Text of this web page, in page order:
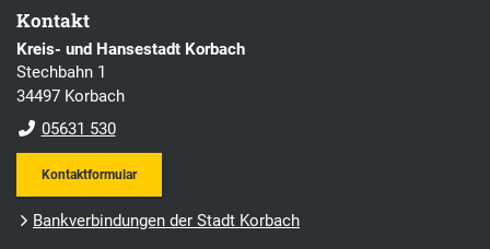
Kontakt
Kreis- und Hansestadt Korbach
Stechbahn 1
34497 Korbach
05631 530
Kontaktformular
Bankverbindungen der Stadt Korbach